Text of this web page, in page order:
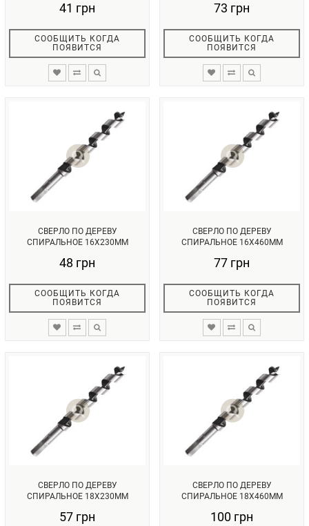
41 грн
СООБЩИТЬ КОГДА
ПОЯВИТСЯ
73 грн
СООБЩИТЬ КОГДА
ПОЯВИТСЯ
СВЕРЛО ПО ДЕРЕВУ
СПИРАЛЬНОЕ 16X230ММ
48 грн
СООБЩИТЬ КОГДА
ПОЯВИТСЯ
СВЕРЛО ПО ДЕРЕВУ
СПИРАЛЬНОЕ 16X460ММ
77 грн
СООБЩИТЬ КОГДА
ПОЯВИТСЯ
СВЕРЛО ПО ДЕРЕВУ
СПИРАЛЬНОЕ 18X230ММ
57 грн
СВЕРЛО ПО ДЕРЕВУ
СПИРАЛЬНОЕ 18X460ММ
100 грн